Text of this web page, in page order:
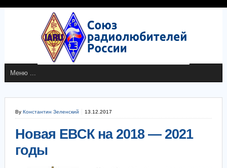
By Константин Зеленский 13.12.2017
Новая ЕВСК на 2018 — 2021
годы